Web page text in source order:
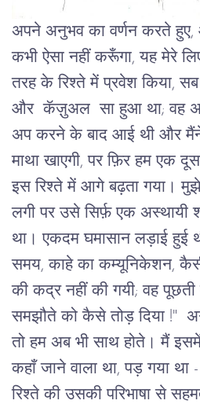
अपने अनुभव का वर्णन करते
कभी ऐसा नहीं करूँगा, यह मेरे
तरह के रिश्ते में प्रवेश किया,
और कॅज़ुअल सा हुआ था; वह
अप करने के बाद आई थी और मैंने
माथा खाएगी, पर फ़िर हम एक
इस रिश्ते में आगे बढ़ता गया।
लगी पर उसे सिर्फ़ एक अस्थायी
था। एकदम घमासान लड़ाई हुई
समय, काहे का कम्यूनिकेशन,
की कद्र नहीं की गयी; वह पूछती
समझौते को कैसे तोड़ दिया !"
तो हम अब भी साथ होते। मैं
कहाँ जाने वाला था, पड़ गया
रिश्ते की उसकी परिभाषा से